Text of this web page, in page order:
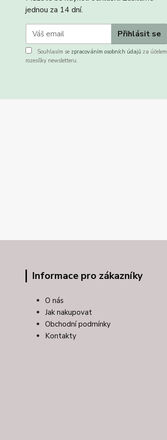
jednou za 14 dní.
Přihlásit se
Souhlasím se zpracováním osobních údajů za účelem
rozesílky newsletteru.
Informace pro zákazníky
O nás
Jak nakupovat
Obchodní podmínky
Kontakty